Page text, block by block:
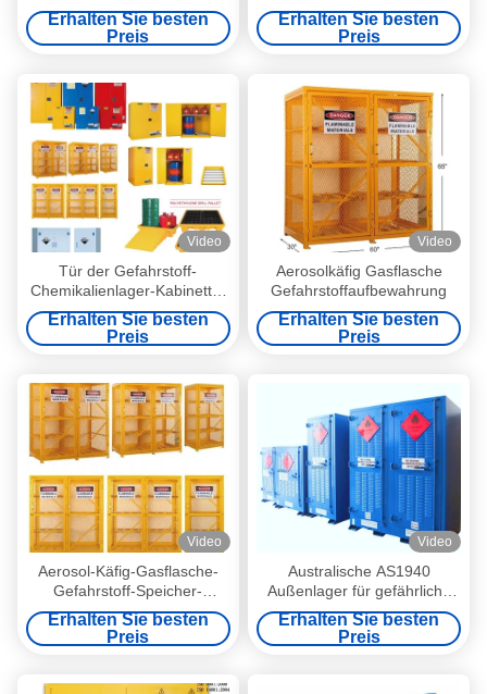
Sperrsystem Feuer- und
Explosionssicherheit für den
sicheren Umgang mit
Erhalten Sie besten
Preis
lbs brennbare Flüssigkeiten
in der Größe 109x46x123CM
Erhalten Sie besten
Preis
Video
Tür der Gefahrstoff-
Chemikalienlager-Kabinett-6
der Regal-2
Erhalten Sie besten
Preis
Video
Aerosolkäfig Gasflasche
Gefahrstoffaufbewahrung
Erhalten Sie besten
Preis
Video
Aerosol-Käfig-Gasflasche-
Gefahrstoff-Speicher-
Kabinett
Erhalten Sie besten
Preis
Video
Australische AS1940
Außenlager für gefährliche
Stoffe und mehrere Regale
für gefährliche Stoffe
Erhalten Sie besten
Preis